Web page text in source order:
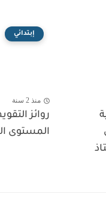
إبتدائي
منذ 2 سنة
روائز
المستوى الأول